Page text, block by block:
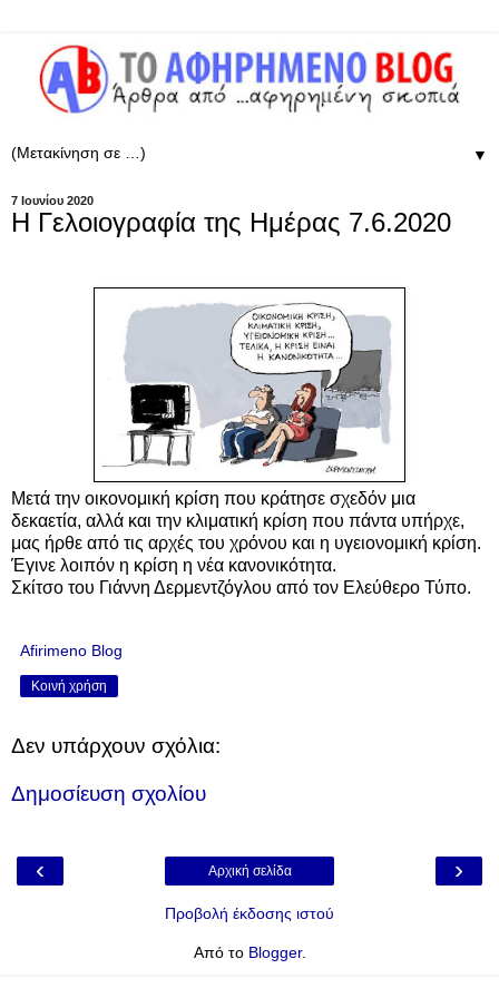
▼
7 Ιουνίου 2020
Η Γελοιογραφία της Ημέρας 7.6.2020
Μετά την οικονομική κρίση που κράτησε σχεδόν μια
δεκαετία, αλλά και την κλιματική κρίση που πάντα υπήρχε,
μας ήρθε από τις αρχές του χρόνου και η υγειονομική κρίση.
Έγινε λοιπόν η κρίση η νέα κανονικότητα.
Σκίτσο του Γιάννη Δερμεντζόγλου από τον Ελεύθερο Τύπο.
Afirimeno Blog
Κοινή χρήση
Δεν υπάρχουν σχόλια:
Δημοσίευση σχολίου
‹ ›
Αρχική σελίδα
Προβολή έκδοσης ιστού
Από το Blogger.